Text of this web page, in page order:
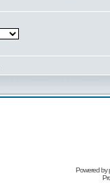
Powered by